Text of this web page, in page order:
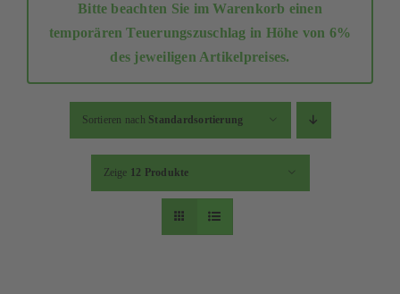
Businesspartner
Shop
Kontakt
Mein Konto
Bitte beachten Sie im Warenkorb einen
temporären Teuerungszuschlag in Höhe von 6%
des jeweiligen Artikelpreises.
Sortieren nach Standardsortierung
Zeige 12 Produkte